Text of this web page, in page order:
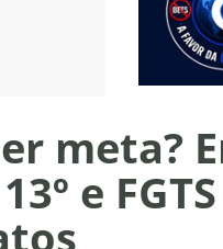
meta?
e